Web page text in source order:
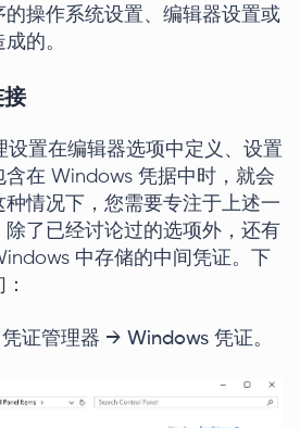
操作系统设置、编辑器设置或
的。
设置在编辑器选项中定义、设置
含在 Windows 凭据中时，就会
情况下，您需要专注于上述一
了已经讨论过的选项外，还有
中存储的中间凭证。下
证管理器 → Windows 凭证。